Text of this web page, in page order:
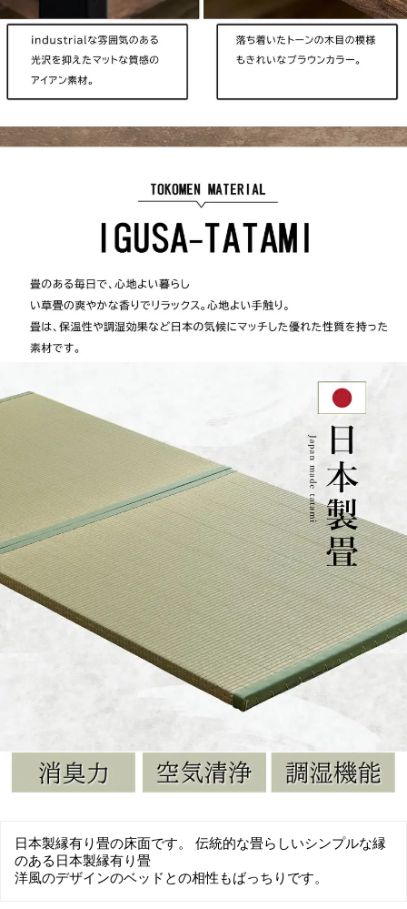
日本製縁有り畳の床面です。 伝統的な畳らしいシンプルな縁
のある日本製縁有り畳
洋風のデザインのベッドとの相性もばっちりです。